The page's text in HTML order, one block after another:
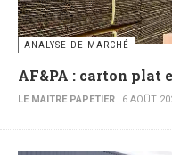
ANALYSE DE MARCHÉ
AF&PA : carton plat
LE MAITRE PAPETIER 6 AOÛT